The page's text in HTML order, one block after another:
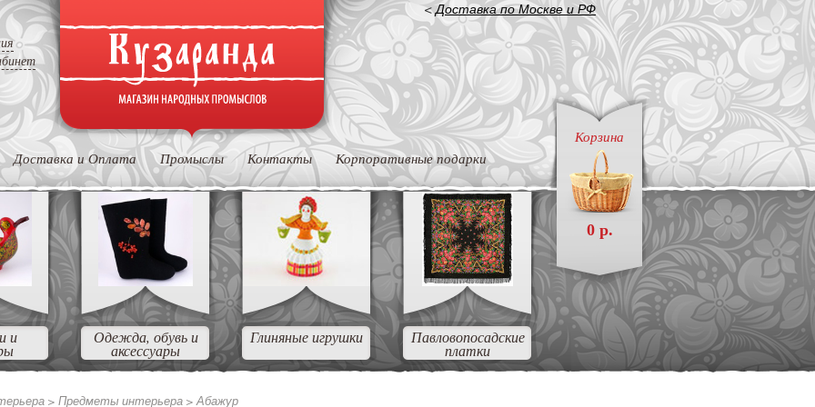
<Доставка по Москве и РФ
Корзина
0 р.
Доставка и Оплата Промыслы Контакты Корпоративные подарки
и Одежда, обувь и
аксессуары
Глиняные игрушки Павловопосадские
платки
> Предметы интерьера >Абажур